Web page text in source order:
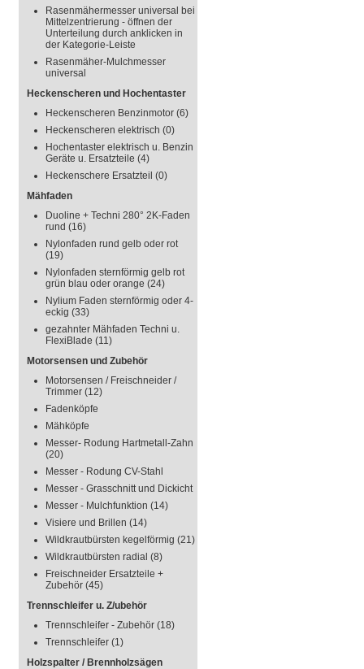
Rasenmähermesser universal bei
Mittelzentrierung - öffnen der
Unterteilung durch anklicken in
der Kategorie-Leiste
Rasenmäher-Mulchmesser
universal
Heckenscheren und Hochentaster
Heckenscheren Benzinmotor (6)
Heckenscheren elektrisch (0)
Hochentaster elektrisch u. Benzin
Geräte u. Ersatzteile (4)
Heckenschere Ersatzteil (0)
Mähfaden
Duoline + Techni 280° 2K-Faden
rund (16)
Nylonfaden rund gelb oder rot
(19)
Nylonfaden sternförmig gelb rot
grün blau oder orange (24)
Nylium Faden sternförmig oder 4-
eckig (33)
gezahnter Mähfaden Techni u.
FlexiBlade (11)
Motorsensen und Zubehör
Motorsensen / Freischneider /
Trimmer (12)
Fadenköpfe
Mähköpfe
Messer- Rodung Hartmetall-Zahn
(20)
Messer - Rodung CV-Stahl
Messer - Grasschnitt und Dickicht
Messer - Mulchfunktion (14)
Visiere und Brillen (14)
Wildkrautbürsten kegelförmig (21)
Wildkrautbürsten radial (8)
Freischneider Ersatzteile +
Zubehör (45)
Trennschleifer u. Z/ubehör
Trennschleifer - Zubehör (18)
Trennschleifer (1)
Holzspalter / Brennholzsägen